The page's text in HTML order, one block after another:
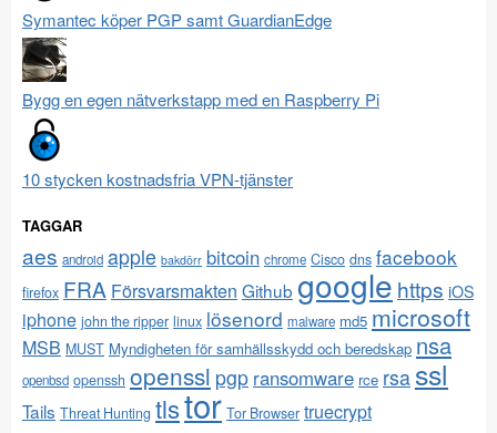
Symantec köper PGP samt GuardianEdge
Bygg en egen nätverkstapp med en Raspberry Pi
10 stycken kostnadsfria VPN-tjänster
TAGGAR
aes android apple bakdörr bitcoin chrome Cisco dns facebook
firefox FRA Försvarsmakten Github google https iOS
iphone john the ripper linux lösenord malware md5 microsoft
MSB MUST Myndigheten för samhällsskydd och beredskap nsa
openbsd openssh openssl pgp ransomware rce rsa ssl
Tails Threat Hunting tlstor Tor Browser truecrypt